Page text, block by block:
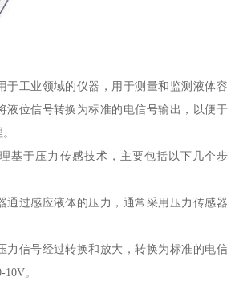
于工业领域的仪器，用于测量和监测液体容
液位信号转换为标准的电信号输出，以便于
基于压力传感技术，主要包括以下几个步
通过感应液体的压力，通常采用压力传感器
力信号经过转换和放大，转换为标准的电信
。